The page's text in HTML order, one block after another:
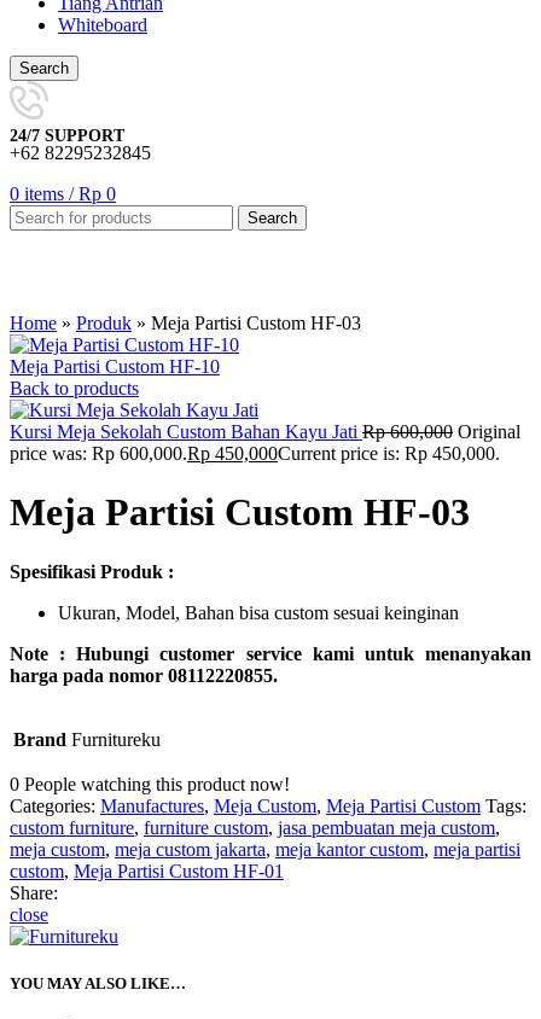
Whiteboard
Search
24/7 SUPPORT
+62 82295232845
0 items / Rp 0
Search
Home » Produk » Meja Partisi Custom HF-03
Meja Partisi Custom HF-10
Back to products
Kursi Meja Sekolah Custom Bahan Kayu Jati Rp600,000 Original
price was: Rp 600,000.Rp 450,000Current price is: Rp 450,000.
Meja Partisi Custom HF-03
Spesifikasi Produk :
Ukuran, Model, Bahan bisa custom sesuai keinginan
Note : Hubungi customer service kami untuk menanyakan
harga pada nomor 08112220855.
Brand Furnitureku
0 People watching this product now!
Categories: Manufactures, Meja Custom, Meja Partisi Custom Tags:
custom furniture, furniture custom, jasa pembuatan meja custom,
meja custom, meja custom jakarta, meja kantor custom, meja partisi
custom, Meja Partisi Custom HF-01
Share:
close
YOU MAY ALSO LIKE…